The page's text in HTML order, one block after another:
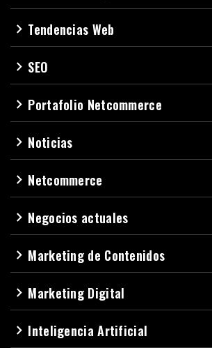
navigate_next Tendencias Web
navigate_next SEO
navigate_next Portafolio Netcommerce
navigate_next Noticias
navigate_next Netcommerce
navigate_next Negocios actuales
navigate_next Marketing de Contenidos
navigate_next Marketing Digital
navigate_next Inteligencia Artificial